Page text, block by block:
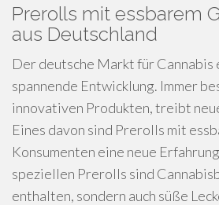
Prerolls mit essbarem
aus Deutschland
Der deutsche Markt für
spannende Entwicklung. Immer
innovativen Produkten, treibt
Eines davon sind Prerolls mit
Konsumenten eine neue
speziellen Prerolls sind
enthalten, sondern auch süße